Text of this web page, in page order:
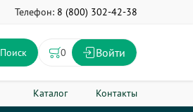
Телефон: 8 (800) 302-42-38
Поиск 0 Войти
Каталог Контакты